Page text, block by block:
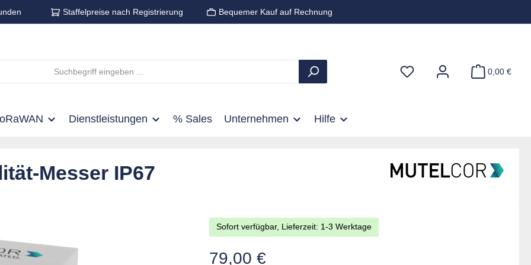
Staffelpreise nach Registrierung Bequemer Kauf auf Rechnung
0,00 €
Dienstleistungen % Sales Unternehmen Hilfe
Messer IP67
Sofort verfügbar, Lieferzeit: 1-3 Werktage
Regulärer Preis:
79,00 €